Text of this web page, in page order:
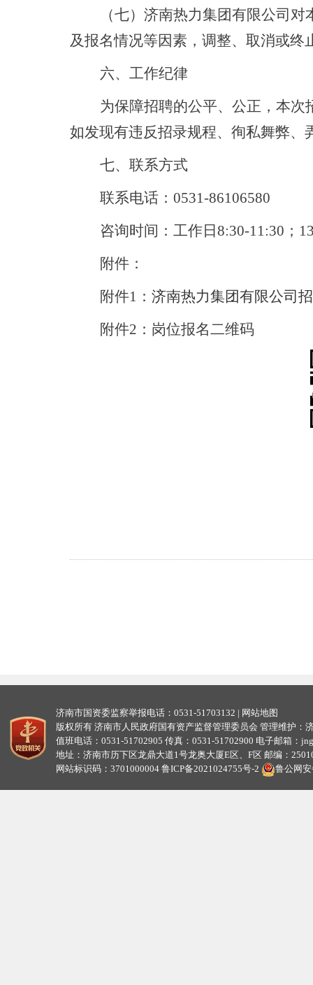
（七）济南热力集团有限公司
及报名情况等因素，调整、取消或终
六、工作纪律
为保障招聘的公平、公正，本
如发现有违反招录规程、徇私舞弊
七、联系方式
联系电话： 0531-86106580
咨询时间：工作日 8:30-11:30；
附件：
附件1： 济南热力集团有限公司
附件2：岗位报名二维码
济南市国资委监察举报电话：0531-51703132 | 网站地图
版权所有 济南市人民政府国有资产监督管理委员会 管理维护：
值班电话：0531-51702905 传真：0531-51702900 电子邮箱：
地址：济南市历下区龙鼎大道1号龙奥大厦E区、F区 邮编：
网站标识码：3701000004 鲁ICP备2021024755号-2 鲁公网